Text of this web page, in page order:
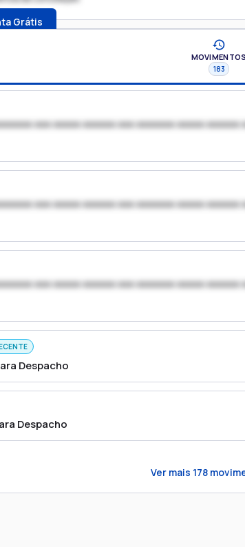
Grátis
MOVIMENTOS
183
xxx xxxxx xxxxxx xxx xxxxxxx xxxxx xxxxxx
xxx xxxxx xxxxxx xxx xxxxxxx xxxxx xxxxxx
xxx xxxxx xxxxxx xxx xxxxxxx xxxxx xxxxxx
Despacho
Despacho
Ver mais 178